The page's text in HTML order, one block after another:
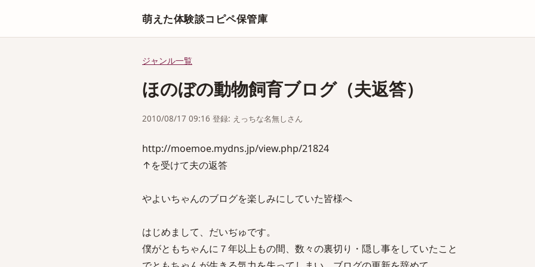
萌えた体験談コピペ保管庫
ジャンル一覧
ほのぼの動物飼育ブログ（夫返答）
2010/08/17 09:16 登録: えっちな名無しさん
http://moemoe.mydns.jp/view.php/21824
↑を受けて夫の返答
やよいちゃんのブログを楽しみにしていた皆様へ
はじめまして、だいぢゅです。
僕がともちゃんに７年以上もの間、数々の裏切り・隠し事をしていたこと